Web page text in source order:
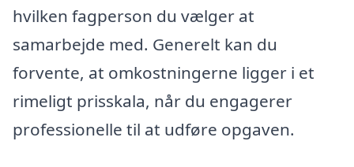
hvilken fagperson du vælger at
samarbejde med. Generelt kan du
forvente, at omkostningerne ligger i et
rimeligt prisskala, når du engagerer
professionelle til at udføre opgaven.